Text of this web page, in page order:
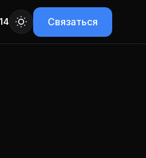
Связаться